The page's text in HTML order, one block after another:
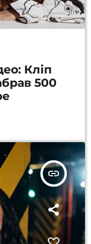
Кліп
500
insert_link